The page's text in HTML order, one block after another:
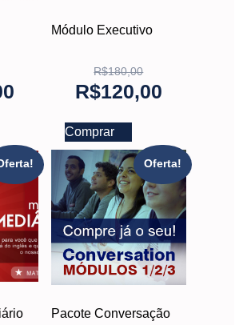
Módulo Executivo
R$180,00
R$120,00
Comprar
Oferta!
Pacote Conversação